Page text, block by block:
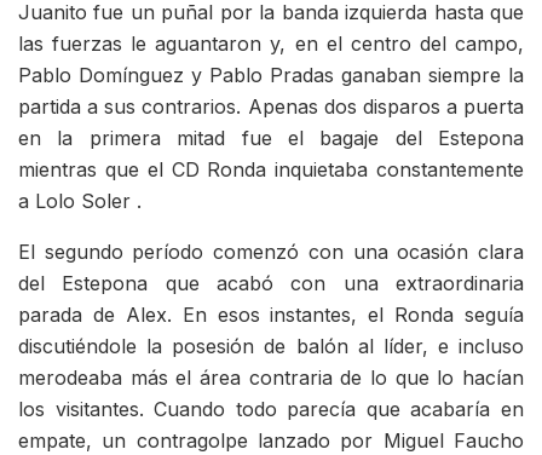
Juanito fue un puñal por la banda izquierda hasta que
las fuerzas le aguantaron y, en el centro del campo,
Pablo Domínguez y Pablo Pradas ganaban siempre la
partida a sus contrarios. Apenas dos disparos a puerta
en la primera mitad fue el bagaje del Estepona
mientras que el CD Ronda inquietaba constantemente
a Lolo Soler .
El segundo período comenzó con una ocasión clara
del Estepona que acabó con una extraordinaria
parada de Alex. En esos instantes, el Ronda seguía
discutiéndole la posesión de balón al líder, e incluso
merodeaba más el área contraria de lo que lo hacían
los visitantes. Cuando todo parecía que acabaría en
empate, un contragolpe lanzado por Miguel Faucho